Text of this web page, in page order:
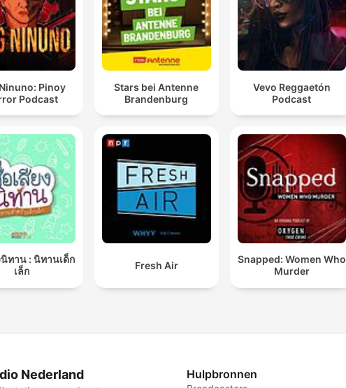
Pinoy
Podcast
Stars bei Antenne
Brandenburg
Vevo Reggaetón
Podcast
นิทาน : นิทานเด็ก
เล็ก
Fresh Air
Snapped: Women Who
Murder
Nederland Hulpbronnen